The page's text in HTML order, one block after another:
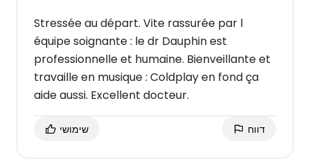
Stressée au départ. Vite rassurée par l
équipe soignante : le dr Dauphin est
professionnelle et humaine. Bienveillante et
travaille en musique : Coldplay en fond ça
aide aussi. Excellent docteur.
שימושי דווח